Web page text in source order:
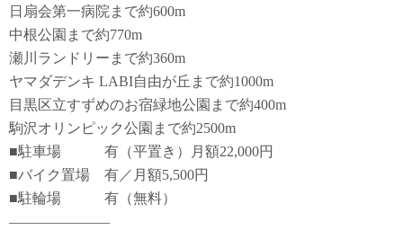
日扇会第一病院まで約600m
中根公園まで約770m
瀬川ランドリーまで約360m
ヤマダデンキ LABI自由が丘まで約1000m
目黒区立すずめのお宿緑地公園まで約400m
駒沢オリンピック公園まで約2500m
■駐車場 有（平置き）月額22,000円
■バイク置場 有／月額5,500円
■駐輪場 有（無料）
―――――――